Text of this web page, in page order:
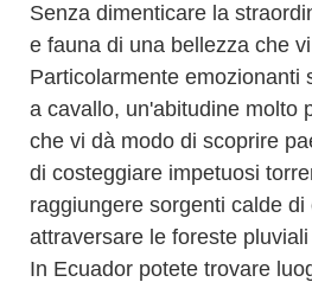
Senza dimenticare la
e fauna di una bellezza che
Particolarmente emozionanti
a cavallo, un'abitudine molto
che vi dà modo di scoprire
di costeggiare impetuosi
raggiungere sorgenti calde
attraversare le foreste
In Ecuador potete trovare